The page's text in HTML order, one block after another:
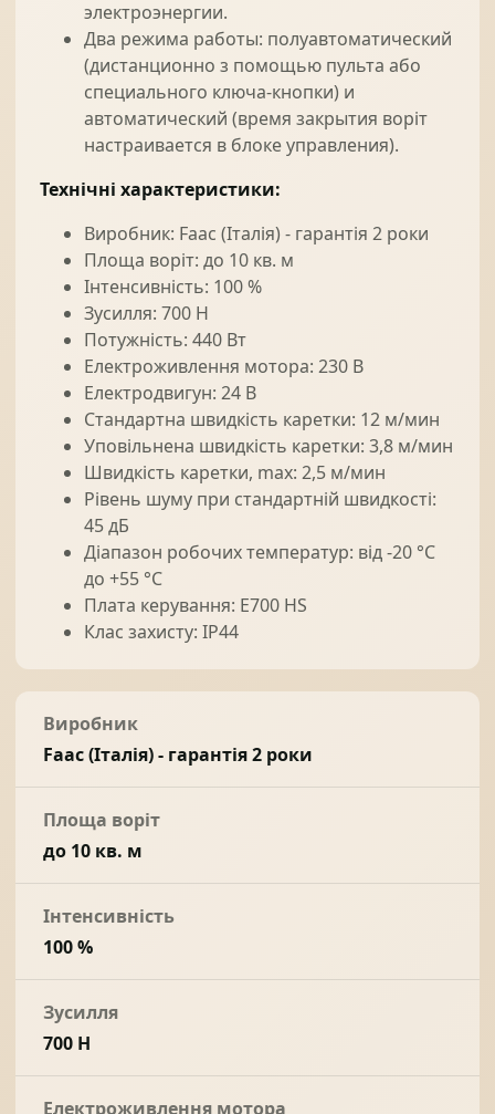
электроэнергии.
Два режима работы: полуавтоматический
(дистанционно з помощью пульта або
специального ключа-кнопки) и
автоматический (время закрытия воріт
настраивается в блоке управления).
Технічні характеристики:
Виробник: Faac (Італія) - гарантія 2 роки
Площа воріт: до 10 кв. м
Інтенсивність: 100 %
Зусилля: 700 Н
Потужність: 440 Вт
Електроживлення мотора: 230 В
Електродвигун: 24 В
Стандартна швидкість каретки: 12 м/мин
Уповільнена швидкість каретки: 3,8 м/мин
Швидкість каретки, max: 2,5 м/мин
Рівень шуму при стандартній швидкості:
45 дБ
Діапазон робочих температур: від -20 °С
до +55 °С
Плата керування: E700 HS
Клас захисту: IP44
Виробник
Faac (Італія) - гарантія 2 роки
Площа воріт
до 10 кв. м
Інтенсивність
100 %
Зусилля
700 Н
Електроживлення мотора